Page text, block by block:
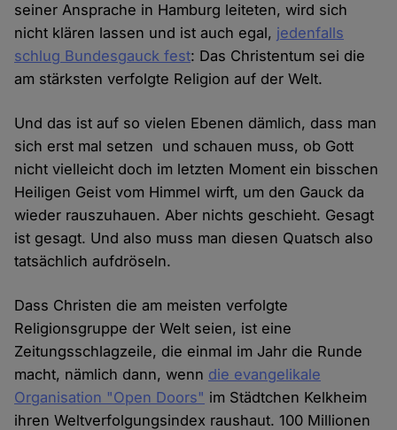
seiner Ansprache in Hamburg leiteten, wird sich
nicht klären lassen und ist auch egal, jedenfalls
schlug Bundesgauck fest: Das Christentum sei die
am stärksten verfolgte Religion auf der Welt.
Und das ist auf so vielen Ebenen dämlich, dass man
sich erst mal setzen und schauen muss, ob Gott
nicht vielleicht doch im letzten Moment ein bisschen
Heiligen Geist vom Himmel wirft, um den Gauck da
wieder rauszuhauen. Aber nichts geschieht. Gesagt
ist gesagt. Und also muss man diesen Quatsch also
tatsächlich aufdröseln.
Dass Christen die am meisten verfolgte
Religionsgruppe der Welt seien, ist eine
Zeitungsschlagzeile, die einmal im Jahr die Runde
macht, nämlich dann, wenn die evangelikale
Organisation "Open Doors" im Städtchen Kelkheim
ihren Weltverfolgungsindex raushaut. 100 Millionen